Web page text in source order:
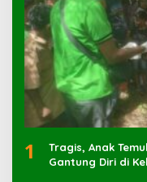
1
Tragis, Anak
Gantung Diri di